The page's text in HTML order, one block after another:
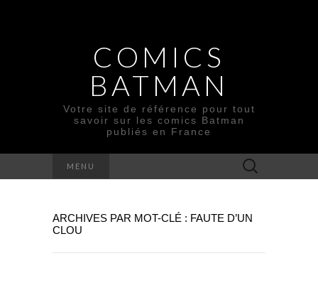
COMICS
BATMAN
Votre site de référence pour tout
savoir sur les comics Batman
publiés en France
MENU Rechercher :
ARCHIVES PAR MOT-CLÉ : FAUTE D’UN
CLOU